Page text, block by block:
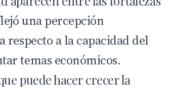
una percepción
a la capacidad del
temas económicos.
puede hacer crecer la